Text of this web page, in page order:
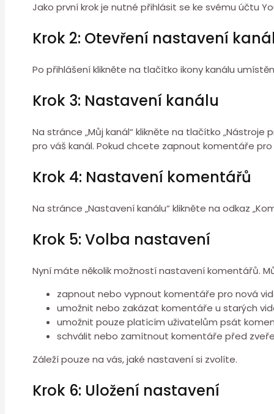
Jako první krok je nutné přihlásit se ke svému účtu
Krok 2: Otevření nastavení
Po přihlášení klikněte na tlačítko ikony kanálu
Krok 3: Nastavení kanálu
Na stránce „Můj kanál“ klikněte na tlačítko
pro váš kanál. Pokud chcete zapnout komentáře
Krok 4: Nastavení komentářů
Na stránce „Nastavení kanálu“ klikněte na odkaz
Krok 5: Volba nastavení
Nyní máte několik možností nastavení komentářů.
zapnout nebo vypnout komentáře pro nová
umožnit nebo zakázat komentáře u starých
umožnit pouze platícím uživatelům psát
schválit nebo zamítnout komentáře před
Záleží pouze na vás, jaké nastavení si zvolíte.
Krok 6: Uložení nastavení